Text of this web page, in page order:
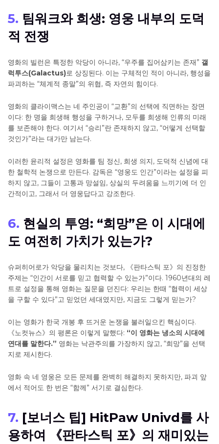
5. 팀워크와 희생: 영웅 내부의 도덕
적 전쟁
영화의 빌런은 특정한 악당이 아니라, “우주를 집어삼키는 존재” 갤
럭투스(Galactus)로 상징된다. 이는 구체적인 적이 아니라, 행성을
파괴하는 “체계적 종말”의 위협, 즉 자연의 힘이다.
영화의 클라이맥스는 네 주인공이 “교환”의 선택에 직면하는 장면
이다: 한 명을 희생해 행성을 구하거나, 모두를 희생해 인류의 미래
를 보존해야 한다. 여기서 “승리”란 존재하지 않고, “어떻게 선택할
것인가”라는 대가만 남는다.
이러한 윤리적 설정은 영화를 팀 정신, 희생 의지, 도덕적 신념에 대
한 철학적 논쟁으로 만든다. 감독은 “영웅도 인간”이라는 설정을 피
하지 않고, 그들이 고통과 망설임, 상실의 두려움을 느끼기에 더 인
간적이고, 그래서 더 영웅답다고 강조한다.
6. 현실의 투영: “희망”은 이 시대에
도 여전히 가치가 있는가?
슈퍼히어로가 악당을 물리치는 것보다, 《판타스틱 포》의 진정한
주제는 “인간이 서로를 믿고 협력할 수 있는가”이다. 1960년대의 레
트로 설정을 통해 영화는 질문을 던진다: 우리는 한때 “협력이 세상
을 구할 수 있다”고 믿었던 세대였지만, 지금도 그렇게 믿는가?
이는 영화가 한국 개봉 후 뜨거운 논쟁을 불러일으킨 핵심이다.
《노컷뉴스》의 평론은 이렇게 말했다: “이 영화는 냉소의 시대에
연대를 말한다.” 영화는 낙관주의를 가장하지 않고, “희망”을 선택
지로 제시한다.
영화 속 네 영웅은 모든 문제를 완벽히 해결하지 못하지만, 파괴 앞
에서 적어도 한 번은 “함께” 서기로 결심한다.
7. [보너스 팁] HitPaw Univd를 사
용하여 《판타스틱 포》의 재미있는